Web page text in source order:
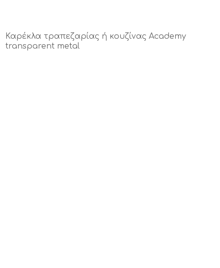
Καρέκλα τραπεζαρίας ή κουζίνας Academy
transparent metal